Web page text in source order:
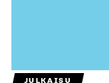
JULKAISU